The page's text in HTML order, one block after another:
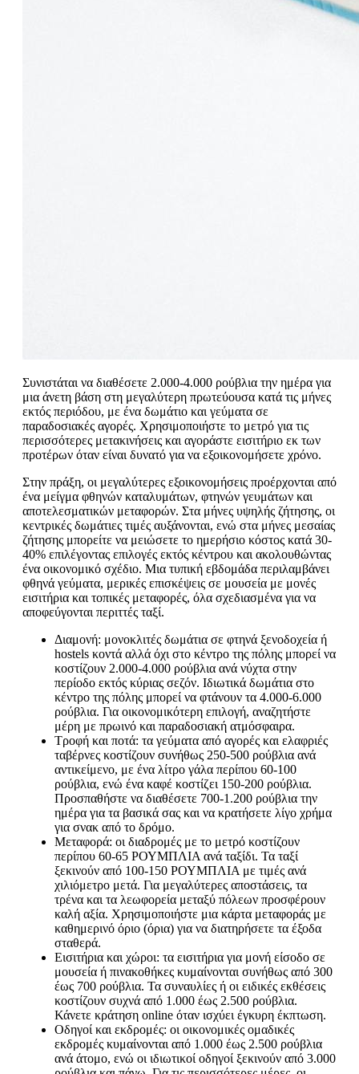
Συνιστάται να διαθέσετε 2.000-4.000 ρούβλια την ημέρα για
μια άνετη βάση στη μεγαλύτερη πρωτεύουσα κατά τις μήνες
εκτός περιόδου, με ένα δωμάτιο και γεύματα σε
παραδοσιακές αγορές. Χρησιμοποιήστε το μετρό για τις
περισσότερες μετακινήσεις και αγοράστε εισιτήριο εκ των
προτέρων όταν είναι δυνατό για να εξοικονομήσετε χρόνο.
Στην πράξη, οι μεγαλύτερες εξοικονομήσεις προέρχονται από
ένα μείγμα φθηνών καταλυμάτων, φτηνών γευμάτων και
αποτελεσματικών μεταφορών. Στα μήνες υψηλής ζήτησης, οι
κεντρικές δωμάτιες τιμές αυξάνονται, ενώ στα μήνες μεσαίας
ζήτησης μπορείτε να μειώσετε το ημερήσιο κόστος κατά 30-
40% επιλέγοντας επιλογές εκτός κέντρου και ακολουθώντας
ένα οικονομικό σχέδιο. Μια τυπική εβδομάδα περιλαμβάνει
φθηνά γεύματα, μερικές επισκέψεις σε μουσεία με μονές
εισιτήρια και τοπικές μεταφορές, όλα σχεδιασμένα για να
αποφεύγονται περιττές ταξί.
Διαμονή: μονοκλιτές δωμάτια σε φτηνά ξενοδοχεία ή
hostels κοντά αλλά όχι στο κέντρο της πόλης μπορεί να
κοστίζουν 2.000-4.000 ρούβλια ανά νύχτα στην
περίοδο εκτός κύριας σεζόν. Ιδιωτικά δωμάτια στο
κέντρο της πόλης μπορεί να φτάνουν τα 4.000-6.000
ρούβλια. Για οικονομικότερη επιλογή, αναζητήστε
μέρη με πρωινό και παραδοσιακή ατμόσφαιρα.
Τροφή και ποτά: τα γεύματα από αγορές και ελαφριές
ταβέρνες κοστίζουν συνήθως 250-500 ρούβλια ανά
αντικείμενο, με ένα λίτρο γάλα περίπου 60-100
ρούβλια, ενώ ένα καφέ κοστίζει 150-200 ρούβλια.
Προσπαθήστε να διαθέσετε 700-1.200 ρούβλια την
ημέρα για τα βασικά σας και να κρατήσετε λίγο χρήμα
για σνακ από το δρόμο.
Μεταφορά: οι διαδρομές με το μετρό κοστίζουν
περίπου 60-65 ΡΟΥΜΠΛΙΑ ανά ταξίδι. Τα ταξί
ξεκινούν από 100-150 ΡΟΥΜΠΛΙΑ με τιμές ανά
χιλιόμετρο μετά. Για μεγαλύτερες αποστάσεις, τα
τρένα και τα λεωφορεία μεταξύ πόλεων προσφέρουν
καλή αξία. Χρησιμοποιήστε μια κάρτα μεταφοράς με
καθημερινό όριο (όρια) για να διατηρήσετε τα έξοδα
σταθερά.
Εισιτήρια και χώροι: τα εισιτήρια για μονή είσοδο σε
μουσεία ή πινακοθήκες κυμαίνονται συνήθως από 300
έως 700 ρούβλια. Τα συναυλίες ή οι ειδικές εκθέσεις
κοστίζουν συχνά από 1.000 έως 2.500 ρούβλια.
Κάνετε κράτηση online όταν ισχύει έγκυρη έκπτωση.
Οδηγοί και εκδρομές: οι οικονομικές ομαδικές
εκδρομές κυμαίνονται από 1.000 έως 2.500 ρούβλια
ανά άτομο, ενώ οι ιδιωτικοί οδηγοί ξεκινούν από 3.000